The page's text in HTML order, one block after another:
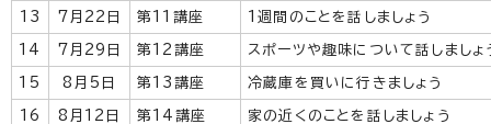
13 7月22日 第11講座 1週間のことを話しましょう
14 7月29日 第12講座 スポーツや趣味について話しましょ
15 8月5日 第13講座 冷蔵庫を買いに行きましょう
16 8月12日 第14講座 家の近くのことを話しましょう